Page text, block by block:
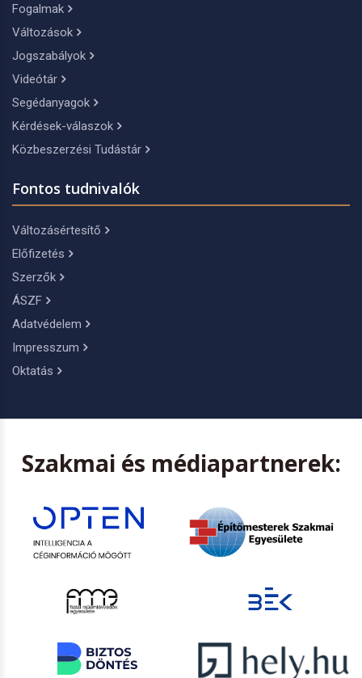
Fogalmak
Változások
Jogszabályok
Videótár
Segédanyagok
Kérdések-válaszok
Közbeszerzési Tudástár
Fontos tudnivalók
Változásértesítő
Előfizetés
Szerzők
ÁSZF
Adatvédelem
Impresszum
Oktatás
Szakmai és médiapartnerek: